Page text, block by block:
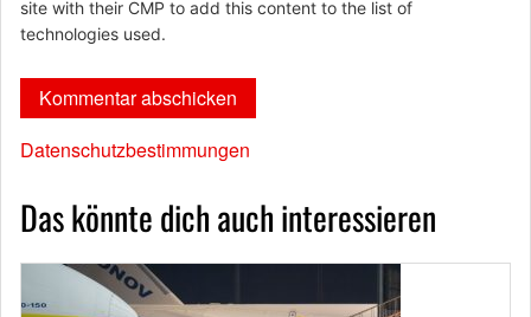
site with their CMP to add this content to the list of
technologies used.
Datenschutzbestimmungen
Das könnte dich auch interessieren